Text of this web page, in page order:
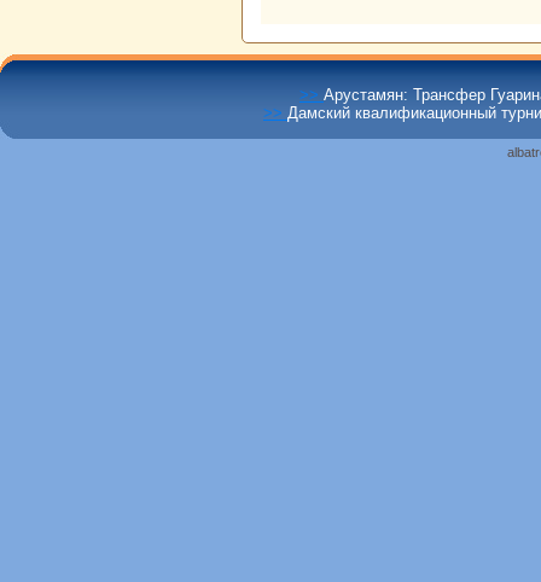
>> Арустамян: Трансфер
>> Дамский квалификационный